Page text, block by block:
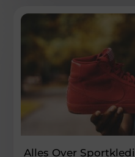
Alles Over